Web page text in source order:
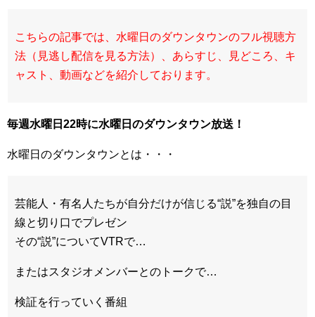
こちらの記事では、水曜日のダウンタウンのフル視聴方
法（見逃し配信を見る方法）、あらすじ、見どころ、キ
ャスト、動画などを紹介しております。
毎週水曜日22時に水曜日のダウンタウン放送！
水曜日のダウンタウンとは・・・
芸能人・有名人たちが自分だけが信じる“説”を独自の目
線と切り口でプレゼン
その“説”についてVTRで…
またはスタジオメンバーとのトークで…
検証を行っていく番組